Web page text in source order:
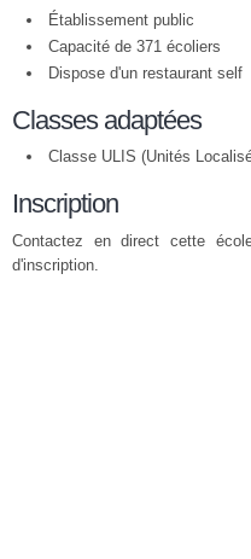
Établissement public
Capacité de 371 écoliers
Dispose d'un restaurant self
Classes adaptées
Classe ULIS (Unités
Inscription
Contactez en direct cette
d'inscription.